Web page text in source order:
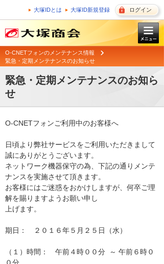
大塚IDとは 大塚ID新規登録 ログイン
O-CNETフォンのメンテナンス情報
緊急・定期メンテナンスのお知らせ
緊急・定期メンテナンスのお知ら
せ
O-CNETフォンご利用中のお客様へ
日頃より弊社サービスをご利用いただきまして
誠にありがとうございます。
ネットワーク機器保守の為、下記の通りメンテ
ナンスを実施させて頂きます。
お客様にはご迷惑をおかけしますが、何卒ご理
解を賜りますようお願い申し
上げます。
期日：　２０１６年５月２５日（水）
（１）時間：　午前４時００分  ～ 午前６時０